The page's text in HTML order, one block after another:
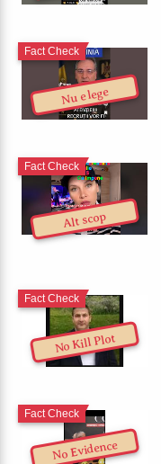
Nu e lege
Fact Check
Alt scop
Fact Check
No Kill Plot
Fact Check
No Evidence
Fact Check